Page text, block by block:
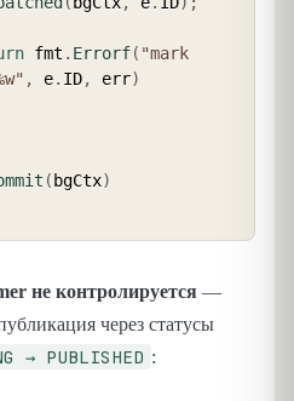
fmt . Errorf( "mark
, e. ID, err)
( bgCtx)
не контролируется —
через статусы
→ PUBLISHED :